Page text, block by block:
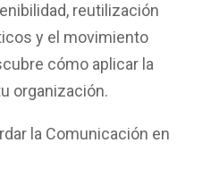
reutilización
y el movimiento
cómo aplicar la
organización.
la Comunicación en